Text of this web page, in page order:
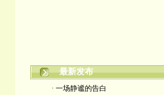
最新发布
· 一场静谧的告白